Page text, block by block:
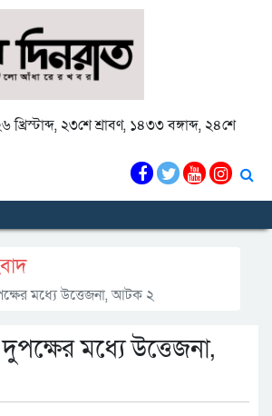
, ২৩শে শ্রাবণ, ১৪৩৩ বঙ্গাব্দ, ২৪শে
মধ্যে উত্তেজনা, আটক ২
মধ্যে উত্তেজনা,